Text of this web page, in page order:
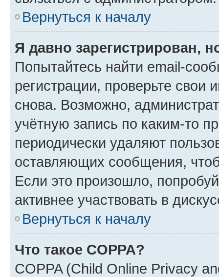
Вернуться к началу
Я давно зарегистрирован,
Попытайтесь найти email-
регистрации, проверьте свои
снова. Возможно,
учётную запись по каким-то
периодически удаляют
оставляющих сообщения,
Если это произошло,
активнее участвовать в
Вернуться к началу
Что такое COPPA?
COPPA (Child Online Privacy